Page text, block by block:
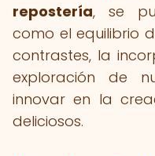
repostería, se
como el equilibrio
contrastes, la
exploración de
innovar en la
deliciosos.